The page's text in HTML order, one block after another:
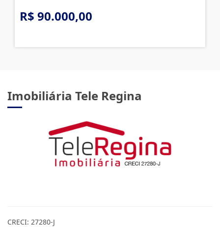
R$ 90.000,00
Imobiliária Tele Regina
CRECI: 27280-J